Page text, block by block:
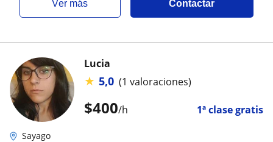
ver más Contactar
$400/h 1ª clase gratis
Lucia
★ 5,0 (1 valoraciones)
Sayago